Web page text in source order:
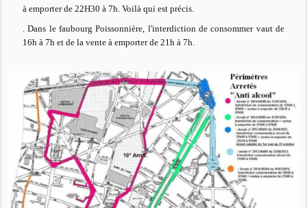
à emporter de 22H30 à 7h. Voilà qui est précis.
. Dans le faubourg Poissonnière, l'interdiction de consommer vaut de
16h à 7h et de la vente à emporter de 21h à 7h.